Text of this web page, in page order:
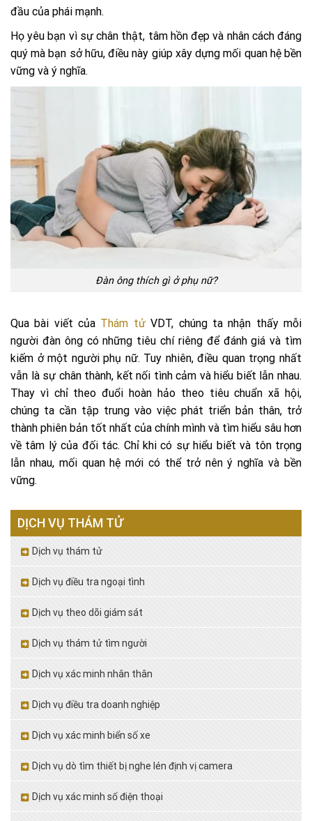
đầu của phái mạnh.
Họ yêu bạn vì sự chân thật, tâm hồn đẹp và nhân cách đáng
quý mà bạn sở hữu, điều này giúp xây dựng mối quan hệ bền
vững và ý nghĩa.
Đàn ông thích gì ở phụ nữ?
Qua bài viết của Thám tửVDT, chúng ta nhận thấy mỗi
người đàn ông có những tiêu chí riêng để đánh giá và tìm
kiếm ở một người phụ nữ. Tuy nhiên, điều quan trọng nhất
vẫn là sự chân thành, kết nối tình cảm và hiểu biết lẫn nhau.
Thay vì chỉ theo đuổi hoàn hảo theo tiêu chuẩn xã hội,
chúng ta cần tập trung vào việc phát triển bản thân, trở
thành phiên bản tốt nhất của chính mình và tìm hiểu sâu hơn
về tâm lý của đối tác. Chỉ khi có sự hiểu biết và tôn trọng
lẫn nhau, mối quan hệ mới có thể trở nên ý nghĩa và bền
vững.
DỊCH VỤ THÁM TỬ
Dịch vụ thám tử
Dịch vụ điều tra ngoại tình
Dịch vụ theo dõi giám sát
Dịch vụ thám tử tìm người
Dịch vụ xác minh nhân thân
Dịch vụ điều tra doanh nghiệp
Dịch vụ xác minh biển số xe
Dịch vụ dò tìm thiết bị nghe lén định vị camera
Dịch vụ xác minh số điện thoại